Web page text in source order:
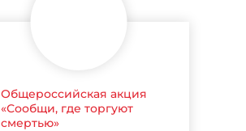
Общероссийская акция
«Сообщи, где торгуют
смертью»